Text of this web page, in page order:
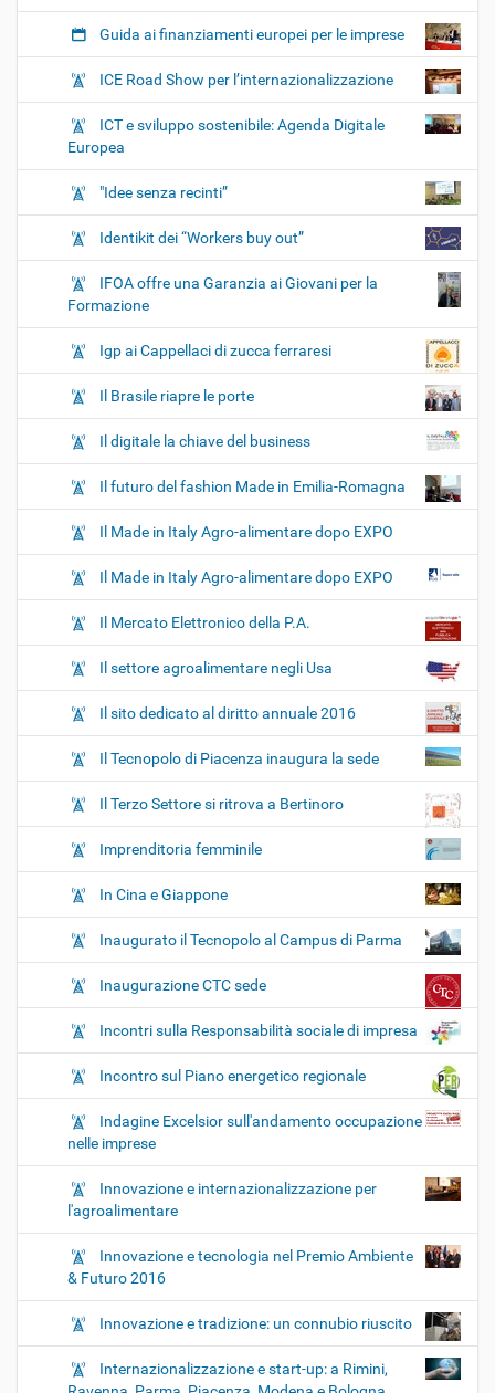
Guida ai finanziamenti europei per le imprese
ICE Road Show per l’internazionalizzazione
ICT e sviluppo sostenibile: Agenda Digitale
Europea
"Idee senza recinti”
Identikit dei “Workers buy out”
IFOA offre una Garanzia ai Giovani per la
Formazione
Igp ai Cappellaci di zucca ferraresi
Il Brasile riapre le porte
Il digitale la chiave del business
Il futuro del fashion Made in Emilia-Romagna
Il Made in Italy Agro-alimentare dopo EXPO
Il Made in Italy Agro-alimentare dopo EXPO
Il Mercato Elettronico della P.A.
Il settore agroalimentare negli Usa
Il sito dedicato al diritto annuale 2016
Il Tecnopolo di Piacenza inaugura la sede
Il Terzo Settore si ritrova a Bertinoro
Imprenditoria femminile
In Cina e Giappone
Inaugurato il Tecnopolo al Campus di Parma
Inaugurazione CTC sede
Incontri sulla Responsabilità sociale di impresa
Incontro sul Piano energetico regionale
Indagine Excelsior sull'andamento occupazione
nelle imprese
Innovazione e internazionalizzazione per
l'agroalimentare
Innovazione e tecnologia nel Premio Ambiente
& Futuro 2016
Innovazione e tradizione: un connubio riuscito
Internazionalizzazione e start-up: a Rimini,